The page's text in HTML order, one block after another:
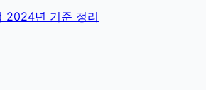
2024년 기준 정리